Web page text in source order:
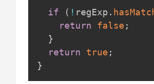
if ( ! regExp .
return
false ;
}
return
true ;
}